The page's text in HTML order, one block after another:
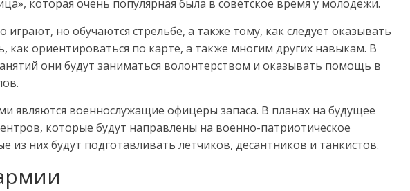
которая очень популярная была в советское время у молодежи.
но обучаются стрельбе, а также тому, как следует оказывать
ориентироваться по карте, а также многим других навыкам. В
они будут заниматься волонтерством и оказывать помощь в
являются военнослужащие офицеры запаса. В планах на будущее
которые будут направлены на военно-патриотическое
из них будут подготавливать летчиков, десантников и танкистов.